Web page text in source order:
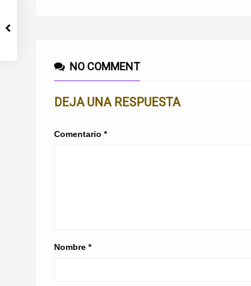
NO COMMENT
DEJA UNA RESPUESTA
Comentario *
Nombre *